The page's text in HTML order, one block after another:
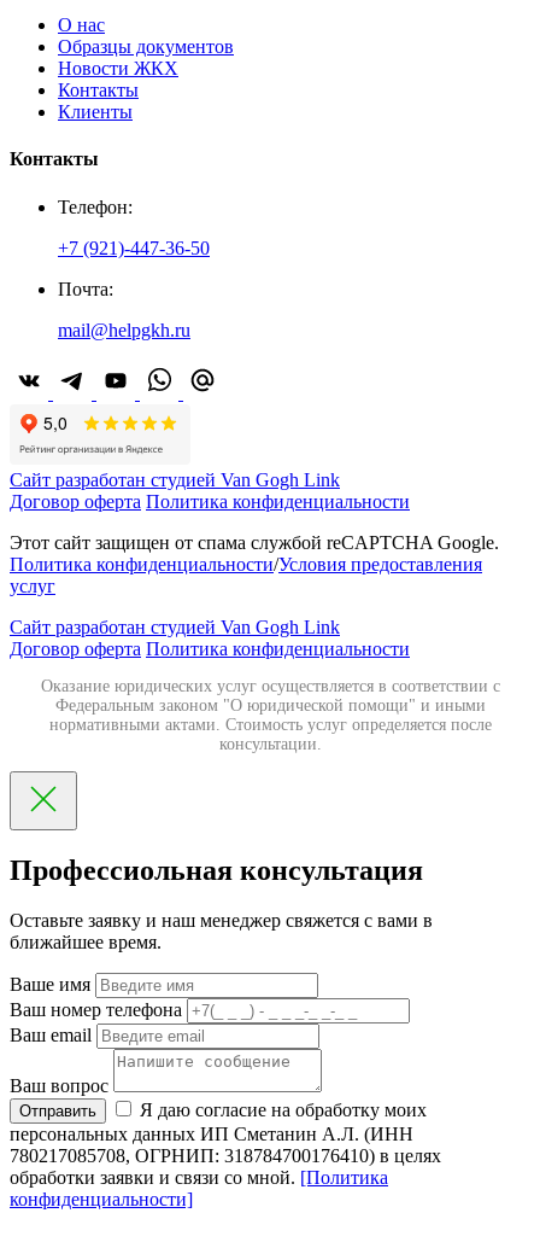
О нас
Образцы документов
Новости ЖКХ
Контакты
Клиенты
Контакты
Телефон:
+7 (921)-447-36-50
Почта:
mail@helpgkh.ru
Сайт разработан студией Van Gogh Link
Договор оферта Политика конфиденциальности
Этот сайт защищен от спама службой reCAPTCHA Google.
Политика конфиденциальности/Условия предоставления
услуг
Сайт разработан студией Van Gogh Link
Договор оферта Политика конфиденциальности
Оказание юридических услуг осуществляется в соответствии с
Федеральным законом "О юридической помощи" и иными
нормативными актами. Стоимость услуг определяется после
консультации.
Профессиольная консультация
Оставьте заявку и наш менеджер свяжется с вами в
ближайшее время.
Ваше имя
Ваш номер телефона
Ваш email
Ваш вопрос
Отправить
Я даю согласие на обработку моих
персональных данных ИП Сметанин А.Л. (ИНН
780217085708, ОГРНИП: 318784700176410) в целях
обработки заявки и связи со мной. [Политика
конфиденциальности]